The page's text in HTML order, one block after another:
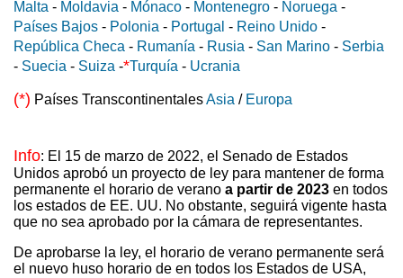
Malta - Moldavia - Mónaco - Montenegro - Noruega -
Países Bajos - Polonia - Portugal - Reino Unido -
República Checa - Rumanía - Rusia - San Marino - Serbia
- Suecia - Suiza -*Turquía - Ucrania
(*) Países TranscontinentalesAsia / Europa
Info: El 15 de marzo de 2022, el Senado de Estados
Unidos aprobó un proyecto de ley para mantener de forma
permanente el horario de verano a partir de 2023 en todos
los estados de EE. UU. No obstante, seguirá vigente hasta
que no sea aprobado por la cámara de representantes.
De aprobarse la ley, el horario de verano permanente será
el nuevo huso horario de en todos los Estados de USA,